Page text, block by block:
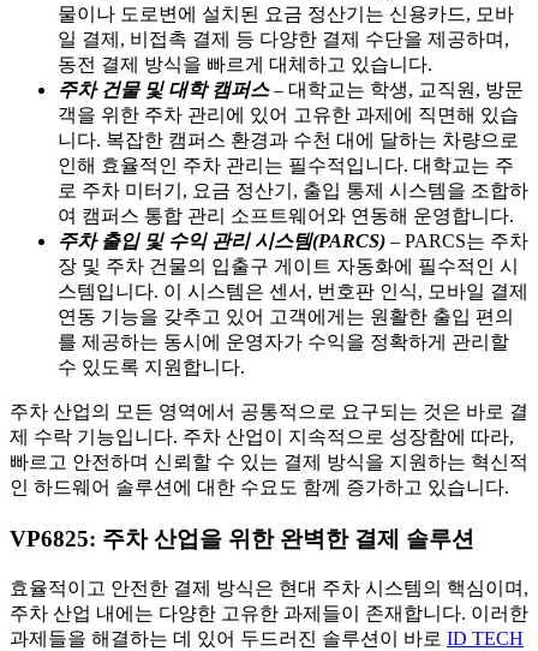
물이나 도로변에 설치된 요금 정산기는 신용카드, 모바
일 결제, 비접촉 결제 등 다양한 결제 수단을 제공하며,
동전 결제 방식을 빠르게 대체하고 있습니다.
주차 건물 및 대학 캠퍼스– 대학교는 학생, 교직원, 방문
객을 위한 주차 관리에 있어 고유한 과제에 직면해 있습
니다. 복잡한 캠퍼스 환경과 수천 대에 달하는 차량으로
인해 효율적인 주차 관리는 필수적입니다. 대학교는 주
로 주차 미터기, 요금 정산기, 출입 통제 시스템을 조합하
여 캠퍼스 통합 관리 소프트웨어와 연동해 운영합니다.
주차 출입 및 수익 관리 시스템(PARCS) – PARCS는 주차
장 및 주차 건물의 입출구 게이트 자동화에 필수적인 시
스템입니다. 이 시스템은 센서, 번호판 인식, 모바일 결제
연동 기능을 갖추고 있어 고객에게는 원활한 출입 편의
를 제공하는 동시에 운영자가 수익을 정확하게 관리할
수 있도록 지원합니다.
주차 산업의 모든 영역에서 공통적으로 요구되는 것은 바로 결
제 수락 기능입니다. 주차 산업이 지속적으로 성장함에 따라,
빠르고 안전하며 신뢰할 수 있는 결제 방식을 지원하는 혁신적
인 하드웨어 솔루션에 대한 수요도 함께 증가하고 있습니다.
VP6825: 주차 산업을 위한 완벽한 결제 솔루션
효율적이고 안전한 결제 방식은 현대 주차 시스템의 핵심이며,
주차 산업 내에는 다양한 고유한 과제들이 존재합니다. 이러한
과제들을 해결하는 데 있어 두드러진 솔루션이 바로 ID TECH